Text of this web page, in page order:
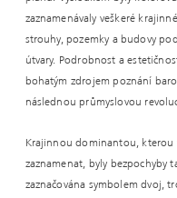
zaznamenávaly veškeré
strouhy, pozemky a budovy
útvary. Podrobnost a
bohatým zdrojem poznání
následnou průmyslovou
Krajinnou dominantou,
zaznamenat, byly bezpochyby
zaznačována symbolem dvoj,